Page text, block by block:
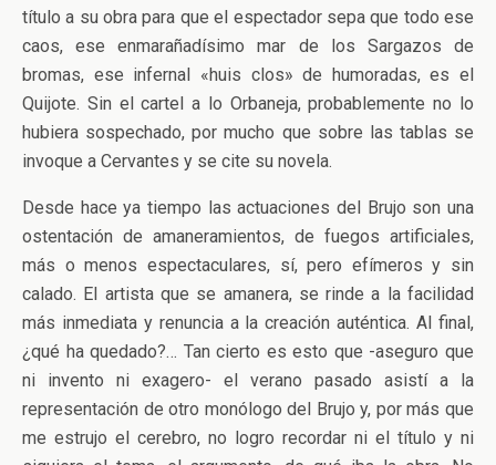
título a su obra para que el espectador sepa que todo ese
caos, ese enmarañadísimo mar de los Sargazos de
bromas, ese infernal «huis clos» de humoradas, es el
Quijote. Sin el cartel a lo Orbaneja, probablemente no lo
hubiera sospechado, por mucho que sobre las tablas se
invoque a Cervantes y se cite su novela.
Desde hace ya tiempo las actuaciones del Brujo son una
ostentación de amaneramientos, de fuegos artificiales,
más o menos espectaculares, sí, pero efímeros y sin
calado. El artista que se amanera, se rinde a la facilidad
más inmediata y renuncia a la creación auténtica. Al final,
¿qué ha quedado?… Tan cierto es esto que -aseguro que
ni invento ni exagero- el verano pasado asistí a la
representación de otro monólogo del Brujo y, por más que
me estrujo el cerebro, no logro recordar ni el título y ni